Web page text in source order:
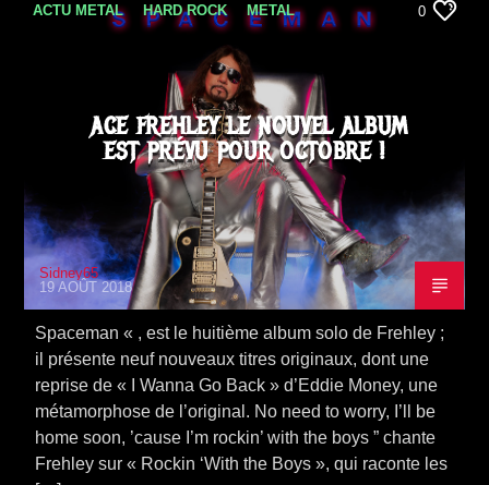
ACTU METAL HARD ROCK METAL 0
ACE FREHLEY LE NOUVEL ALBUM
EST PRÉVU POUR OCTOBRE !
Sidney65
19 AOÛT 2018
Spaceman « , est le huitième album solo de Frehley ;
il présente neuf nouveaux titres originaux, dont une
reprise de « I Wanna Go Back » d’Eddie Money, une
métamorphose de l’original. No need to worry, I’ll be
home soon, ’cause I’m rockin’ with the boys ” chante
Frehley sur « Rockin ‘With the Boys », qui raconte les